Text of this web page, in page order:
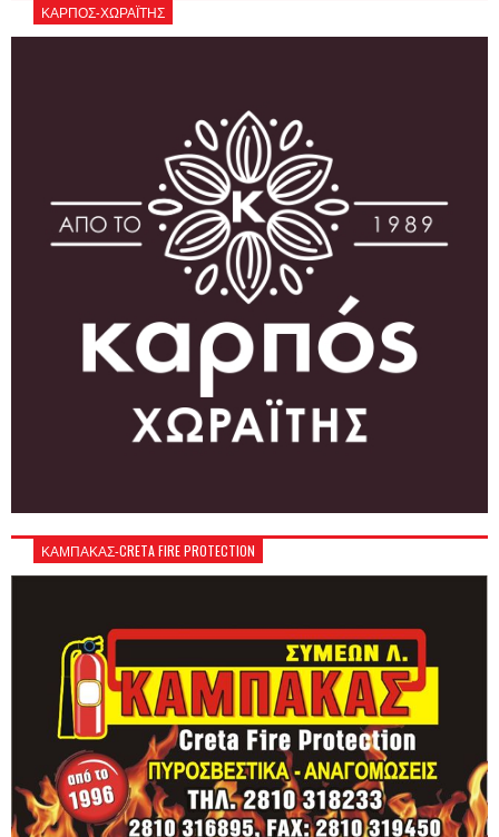
ΚΑΡΠΟΣ-ΧΩΡΑΪΤΗΣ
ΚΑΜΠΑΚΑΣ-CRETA FIRE PROTECTION